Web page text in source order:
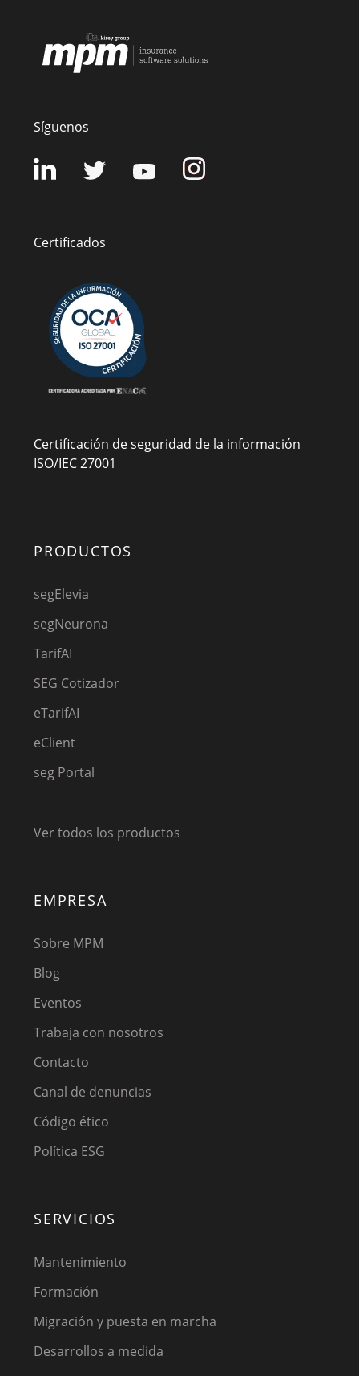
Síguenos
Certificados
Certificación de seguridad de la información
ISO/IEC 27001
PRODUCTOS
segElevia
segNeurona
TarifAI
SEG Cotizador
eTarifAI
eClient
seg Portal
Ver todos los productos
EMPRESA
Sobre MPM
Blog
Eventos
Trabaja con nosotros
Contacto
Canal de denuncias
Código ético
Política ESG
SERVICIOS
Mantenimiento
Formación
Migración y puesta en marcha
Desarrollos a medida